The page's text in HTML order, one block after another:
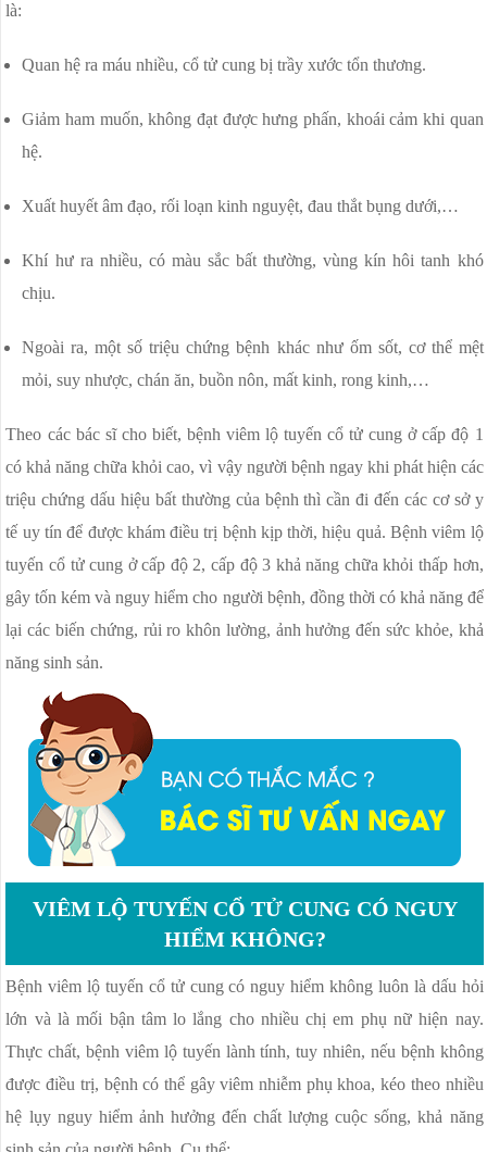
là:
Quan hệ ra máu nhiều, cổ tử cung bị trầy xước tổn thương.
Giảm ham muốn, không đạt được hưng phấn, khoái cảm khi quan
hệ.
Xuất huyết âm đạo, rối loạn kinh nguyệt, đau thắt bụng dưới,…
Khí hư ra nhiều, có màu sắc bất thường, vùng kín hôi tanh khó
chịu.
Ngoài ra, một số triệu chứng bệnh khác như ốm sốt, cơ thể mệt
mỏi, suy nhược, chán ăn, buồn nôn, mất kinh, rong kinh,…
Theo các bác sĩ cho biết, bệnh viêm lộ tuyến cổ tử cung ở cấp độ 1
có khả năng chữa khỏi cao, vì vậy người bệnh ngay khi phát hiện các
triệu chứng dấu hiệu bất thường của bệnh thì cần đi đến các cơ sở y
tế uy tín để được khám điều trị bệnh kịp thời, hiệu quả. Bệnh viêm lộ
tuyến cổ tử cung ở cấp độ 2, cấp độ 3 khả năng chữa khỏi thấp hơn,
gây tốn kém và nguy hiểm cho người bệnh, đồng thời có khả năng để
lại các biến chứng, rủi ro khôn lường, ảnh hưởng đến sức khỏe, khả
năng sinh sản.
VIÊM LỘ TUYẾN CỔ TỬ CUNG CÓ NGUY
HIỂM KHÔNG?
Bệnh viêm lộ tuyến cổ tử cung có nguy hiểm không luôn là dấu hỏi
lớn và là mối bận tâm lo lắng cho nhiều chị em phụ nữ hiện nay.
Thực chất, bệnh viêm lộ tuyến lành tính, tuy nhiên, nếu bệnh không
được điều trị, bệnh có thể gây viêm nhiễm phụ khoa, kéo theo nhiều
hệ lụy nguy hiểm ảnh hưởng đến chất lượng cuộc sống, khả năng